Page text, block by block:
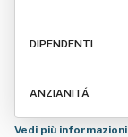
DIPENDENTI
ANZIANITÁ
Vedi più informazioni